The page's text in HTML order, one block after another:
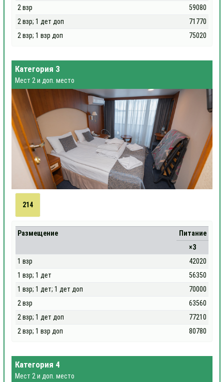
2 взр
59080
2 взр; 1 дет доп
71770
2 взр; 1 взр доп
75020
Категория 3
Мест 2 и доп. место
214
Размещение
Питание
×3
1 взр
42020
1 взр; 1 дет
56350
1 взр; 1 дет; 1 дет доп
70000
2 взр
63560
2 взр; 1 дет доп
77210
2 взр; 1 взр доп
80780
Категория 4
Мест 2 и доп. место